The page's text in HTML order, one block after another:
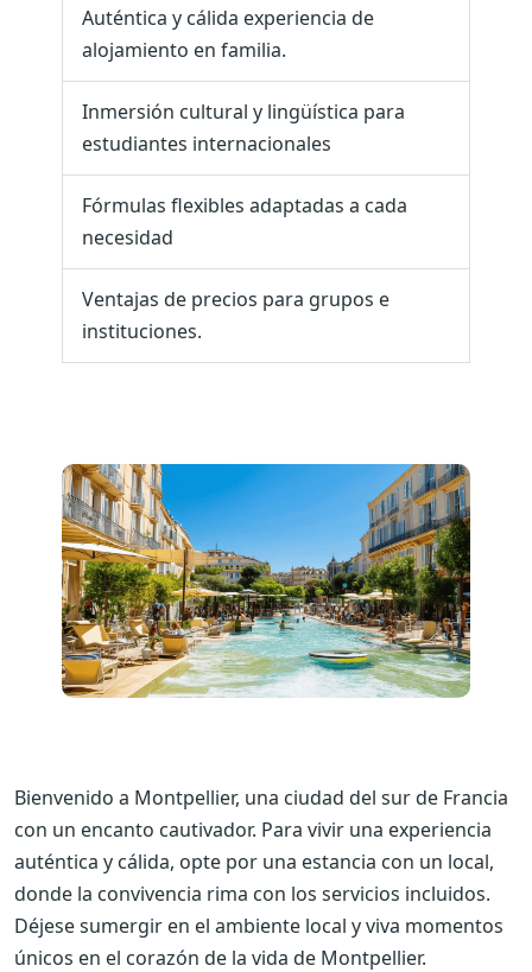
Auténtica y cálida experiencia de
alojamiento en familia.
Inmersión cultural y lingüística para
estudiantes internacionales
Fórmulas flexibles adaptadas a cada
necesidad
Ventajas de precios para grupos e
instituciones.
Bienvenido a Montpellier, una ciudad del sur de Francia
con un encanto cautivador. Para vivir una experiencia
auténtica y cálida, opte por una estancia con un local,
donde la convivencia rima con los servicios incluidos.
Déjese sumergir en el ambiente local y viva momentos
únicos en el corazón de la vida de Montpellier.